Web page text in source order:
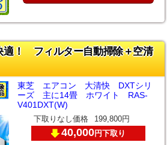
適！ フィルター自動掃除＋空清
東芝 エアコン 大清快 DXTシリ
ーズ 主に14畳 ホワイト RAS-
V401DXT(W)
下取りなし価格 199,800円
40,000円下取り